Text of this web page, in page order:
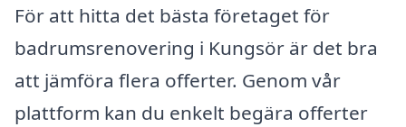
För att hitta det bästa företaget för
badrumsrenovering i Kungsör är det bra
att jämföra flera offerter. Genom vår
plattform kan du enkelt begära offerter